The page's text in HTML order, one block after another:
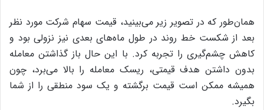
همان‌طور که در تصویر زیر می‌بینید، قیمت سهام شرکت مورد نظر
بعد از شکست خط روند در طول ماه‌های بعدی نیز نزولی بود و
کاهش چشم‌گیری را تجربه کرد. با این حال باز گذاشتن معامله
بدون داشتن هدف قیمتی، ریسک معامله را بالا می‌برد، چون
همیشه ممکن است قیمت برگشته و یک سود منطقی را از شما
بگیرد.